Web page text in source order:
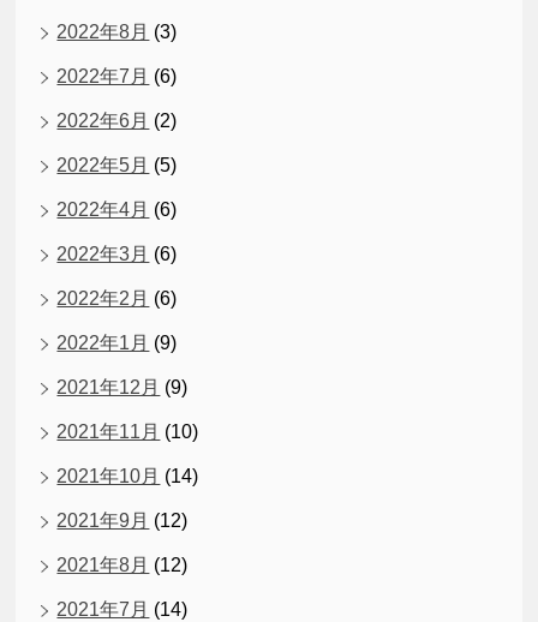
2022年8月 (3)
2022年7月 (6)
2022年6月 (2)
2022年5月 (5)
2022年4月 (6)
2022年3月 (6)
2022年2月 (6)
2022年1月 (9)
2021年12月 (9)
2021年11月 (10)
2021年10月 (14)
2021年9月 (12)
2021年8月 (12)
2021年7月 (14)